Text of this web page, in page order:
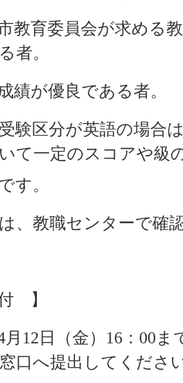
育委員会が求める教
者。
が優良である者。
区分が英語の場合は
て一定のスコアや級
。
教職センターで確
】
12日（金）16：00ま
口へ提出してくださ